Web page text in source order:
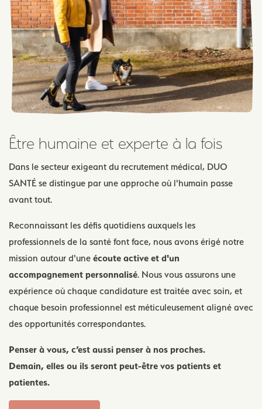
Être humaine et experte à la fois
Dans le secteur exigeant du recrutement médical, DUO
SANTÉ se distingue par une approche où l'humain passe
avant tout.
Reconnaissant les défis quotidiens auxquels les
professionnels de la santé font face, nous avons érigé notre
mission autour d'une écoute active et d'un
accompagnement personnalisé. Nous vous assurons une
expérience où chaque candidature est traitée avec soin, et
chaque besoin professionnel est méticuleusement aligné avec
des opportunités correspondantes.
Penser à vous, c’est aussi penser à nos proches.
Demain, elles ou ils seront peut-être vos patients et
patientes.